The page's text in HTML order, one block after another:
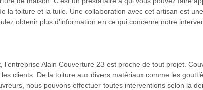
la toiture et la tuile. Une collaboration avec cet artisan est
obtenir plus d’information en ce qui concerne notre
Alain Couverture 23 est proche de tout projet.
clients. De la toiture aux divers matériaux comme les
nous pouvons effectuer toutes interventions selon la